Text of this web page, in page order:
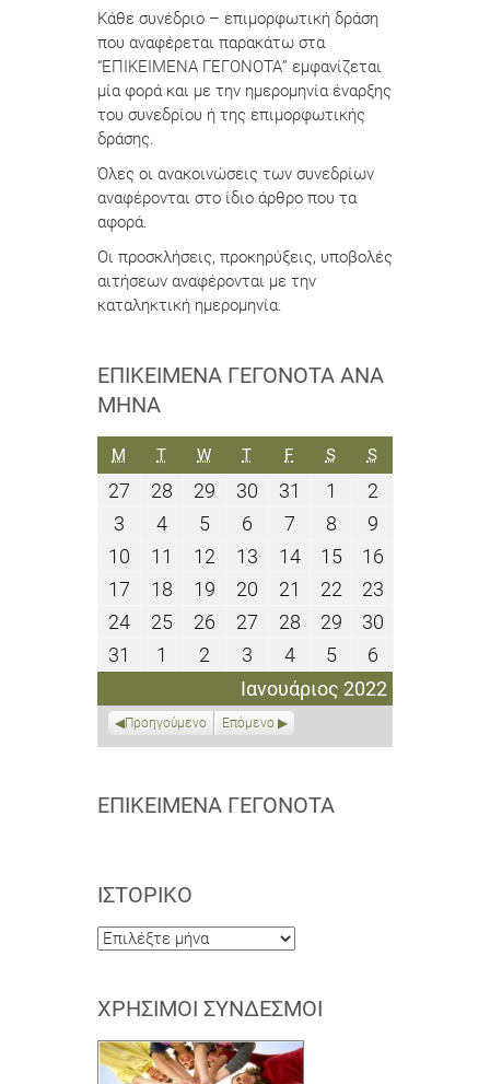
Κάθε συνέδριο – επιμορφωτική δράση
που αναφέρεται παρακάτω στα
“ΕΠΙΚΕΙΜΕΝΑ ΓΕΓΟΝΟΤΑ” εμφανίζεται
μία φορά και με την ημερομηνία έναρξης
του συνεδρίου ή της επιμορφωτικής
δράσης.
Όλες οι ανακοινώσεις των συνεδρίων
αναφέρονται στο ίδιο άρθρο που τα
αφορά.
Οι προσκλήσεις, προκηρύξεις, υποβολές
αιτήσεων αναφέρονται με την
καταληκτική ημερομηνία.
ΕΠΙΚΕΊΜΕΝΑ ΓΕΓΟΝΌΤΑ ΑΝΆ
ΜΉΝΑ
Ιανουάριος 2022
M ΔΕΥΤΈΡΑ
TΤΡΊΤΗ
WΤΕΤΆΡΤΗ
TΠΈΜΠΤΗ
FΠΑΡΑΣΚΕΥΉ
SΣΆΒΒΑΤΟ
SΚΥΡΙΑΚΉ
27
Δεκεμβρίου
2021
28
Δεκεμβρίου
2021
29
Δεκεμβρίου
2021
30
Δεκεμβρίου
2021
31
Δεκεμβρίου
2021
1
Ιανουαρίου
2022
22
3
Ιανουαρίου
2022
44
Ιανουαρίου
2022
55
Ιανουαρίου
2022
6
Ιανουαρίου
2022
77
Ιανουαρίου
2022
88
Ιανουαρίου
2022
99
Ιανουαρίου
2022
10
Ιανουαρίου
2022
11
Ιανουαρίου
2022
12
Ιανουαρίου
2022
13
Ιανουαρίου
2022
1414
Ιανουαρίου
2022
1515
Ιανουαρίου
2022
1616
Ιανουαρίου
2022
17
Ιανουαρίου
2022
18
Ιανουαρίου
2022
19
Ιανουαρίου
2022
20
Ιανουαρίου
2022
21
Ιανουαρίου
2022
2222
Ιανουαρίου
2022
2323
2022
2424
Ιανουαρίου
2022
2525
Ιανουαρίου
2022
26
Ιανουαρίου
2022
27
Ιανουαρίου
2022
2828
Ιανουαρίου
2022
2929
Ιανουαρίου
2022
3030
2022
31
Ιανουαρίου
1
Φεβρουαρίου
2
Φεβρουαρίου
2022
3
Φεβρουαρίου
2022
44
Φεβρουαρίου
2022
55
Φεβρουαρίου
2022
66
2022
Προηγούμενο Επόμενο
ΕΠΙΚΕΊΜΕΝΑ ΓΕΓΟΝΌΤΑ
ΙΣΤΟΡΙΚΌ
Ιστορικό
ΧΡΉΣΙΜΟΙ ΣΎΝΔΕΣΜΟΙ